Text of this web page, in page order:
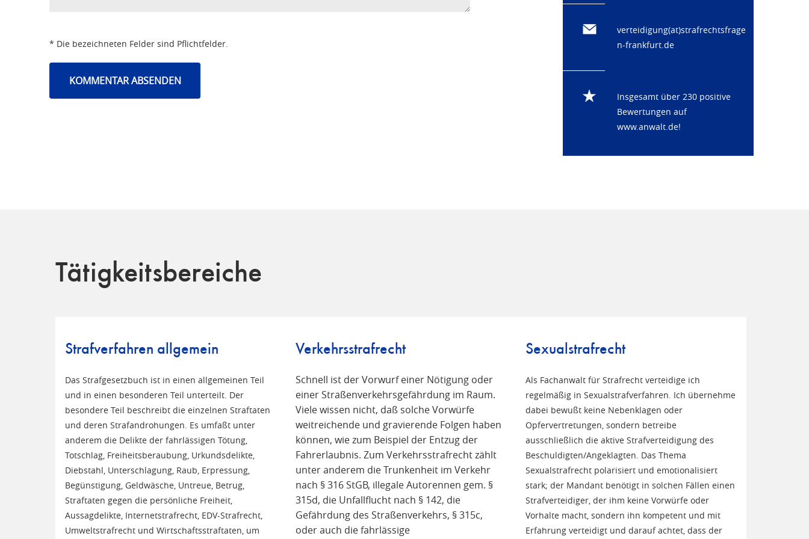
* Die bezeichneten Felder sind Pflichtfelder.
verteidigung(at)strafrechtsfrage
n-frankfurt.de
Insgesamt über 230 positive
Bewertungen auf
www.anwalt.de!
Tätigkeitsbereiche
Strafverfahren allgemein
Das Strafgesetzbuch ist in einen allgemeinen Teil
und in einen besonderen Teil unterteilt. Der
besondere Teil beschreibt die einzelnen Straftaten
und deren Strafandrohungen. Es umfaßt unter
anderem die Delikte der fahrlässigen Tötung,
Totschlag, Freiheitsberaubung, Urkundsdelikte,
Diebstahl, Unterschlagung, Raub, Erpressung,
Begünstigung, Geldwäsche, Untreue, Betrug,
Straftaten gegen die persönliche Freiheit,
Aussagdelikte, Internetstrafrecht, EDV-Strafrecht,
Umweltstrafrecht und Wirtschaftsstraftaten, um
Verkehrsstrafrecht
Schnell ist der Vorwurf einer Nötigung oder
einer Straßenverkehrsgefährdung im Raum.
Viele wissen nicht, daß solche Vorwürfe
weitreichende und gravierende Folgen haben
können, wie zum Beispiel der Entzug der
Fahrerlaubnis. Zum Verkehrsstrafrecht zählt
unter anderem die Trunkenheit im Verkehr
nach § 316 StGB, illegale Autorennen gem. §
315d, die Unfallflucht nach § 142, die
Gefährdung des Straßenverkehrs, § 315c,
oder auch die fahrlässige
Sexualstrafrecht
Als Fachanwalt für Strafrecht verteidige ich
regelmäßig in Sexualstrafverfahren. Ich übernehme
dabei bewußt keine Nebenklagen oder
Opfervertretungen, sondern betreibe
ausschließlich die aktive Strafverteidigung des
Beschuldigten/Angeklagten. Das Thema
Sexualstrafrecht polarisiert und emotionalisiert
stark; der Mandant benötigt in solchen Fällen einen
Strafverteidiger, der ihm keine Vorwürfe oder
Vorhalte macht, sondern ihn kompetent und mit
Erfahrung verteidigt und darauf achtet, dass der